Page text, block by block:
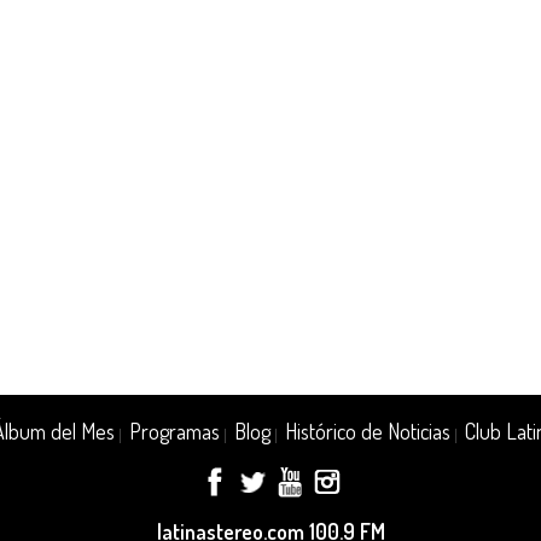
del Mes Programas Blog| Histórico de Noticias Club
latinastereo.com 100.9 FM